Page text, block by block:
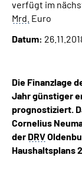
Über Uns
Leichte
Suche
verfügt im
Mrd. Euro
Datum:
Die Finanzlage
Jahr günstiger
prognostiziert.
Cornelius
der DRV
Haushaltsplans